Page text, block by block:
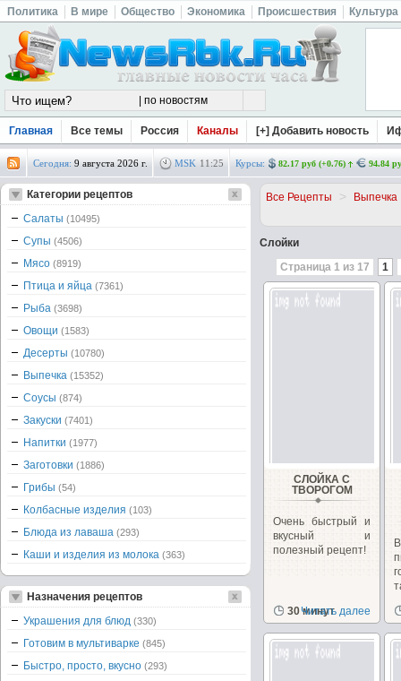
Политика В мире Общество Экономика Происшествия Культура
Главная Все темы Россия Каналы [+] Добавить новость
Сегодня: 9 августа 2026 г. MSK 11 :25 Курсы: 82.17 руб (+0.76) 94.84
Все Рецепты > Выпечка
Слойки
Страница 1 из 17
1
СЛОЙКА С
ТВОРОГОМ
Очень быстрый и
вкусный и
полезный рецепт!
30 минут
Читать далее
Категории рецептов
Салаты (10495)
Супы (4506)
Мясо (8919)
Птица и яйца (7361)
Рыба (3698)
Овощи (1583)
Десерты (10780)
Выпечка (15352)
Соусы (874)
Закуски (7401)
Напитки (1977)
Заготовки (1886)
Грибы (54)
Колбасные изделия (103)
Блюда из лаваша (293)
Каши и изделия из молока (363)
Назначения рецептов
Украшения для блюд (330)
Готовим в мультиварке (845)
Быстро, просто, вкусно (293)